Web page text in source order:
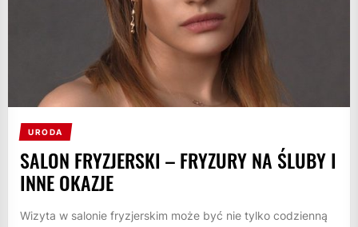
URODA
SALON FRYZJERSKI – FRYZURY NA ŚLUBY I
INNE OKAZJE
Wizyta w salonie fryzjerskim może być nie tylko codzienną